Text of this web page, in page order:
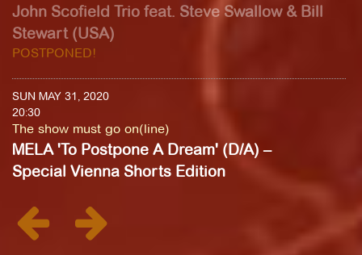
John Scofield Trio feat. Steve Swallow & Bill
Stewart (USA)
POSTPONED!
SUN MAY 31, 2020
20:30
The show must go on(line)
MELA 'To Postpone A Dream' (D/A) –
Special Vienna Shorts Edition